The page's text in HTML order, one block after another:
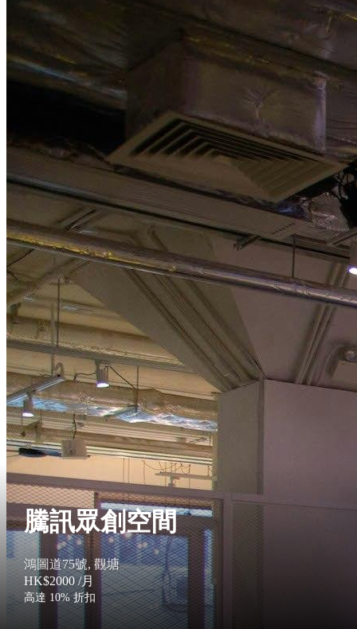
騰訊眾創空間
鴻圖道75號, 觀塘
HK$2000 /月
高達 10% 折扣